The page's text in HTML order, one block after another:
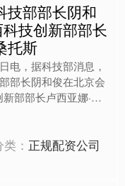
技部部长阴和
技创新部部长
托斯
电，据科技部消息，
部长阴和俊在北京会
部部长卢西亚娜·桑
）一行，双方就
： 正规配资公司